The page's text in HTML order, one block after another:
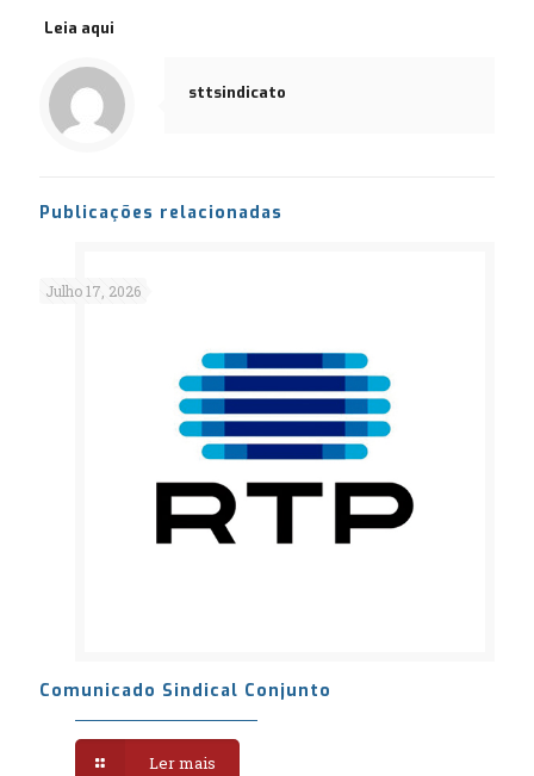
Leia aqui
sttsindicato
Publicações relacionadas
Julho 17, 2026
Comunicado Sindical Conjunto
Ler mais